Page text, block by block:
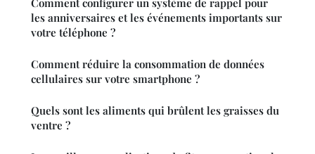
les anniversaires et les événements importants sur
votre téléphone ?
Comment réduire la consommation de données
cellulaires sur votre smartphone ?
Quels sont les aliments qui brûlent les graisses du
ventre ?